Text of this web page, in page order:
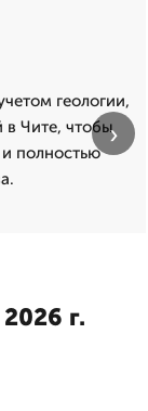
геологии,
в Чите, чтобы
полностью
›
г.